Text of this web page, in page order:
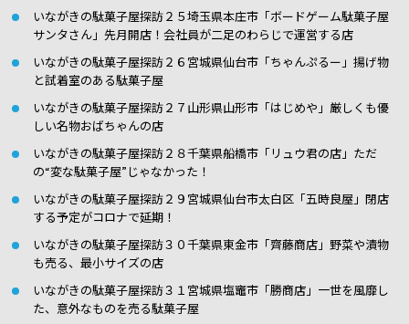
いながきの駄菓子屋探訪２５埼玉県本庄市「ボードゲーム駄菓子屋
サンタさん」先月開店！会社員が二足のわらじで運営する店
いながきの駄菓子屋探訪２６宮城県仙台市「ちゃんぷるー」揚げ物
と試着室のある駄菓子屋
いながきの駄菓子屋探訪２７山形県山形市「はじめや」厳しくも優
しい名物おばちゃんの店
いながきの駄菓子屋探訪２８千葉県船橋市「リュウ君の店」ただ
の“変な駄菓子屋”じゃなかった！
いながきの駄菓子屋探訪２９宮城県仙台市太白区「五時良屋」閉店
する予定がコロナで延期！
いながきの駄菓子屋探訪３０千葉県東金市「齊藤商店」野菜や漬物
も売る、最小サイズの店
いながきの駄菓子屋探訪３１宮城県塩竈市「勝商店」一世を風靡し
た、意外なものを売る駄菓子屋